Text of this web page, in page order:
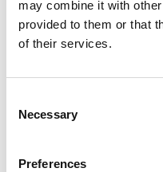
may combine it with
provided to them or that
of their services.
Selection
Necessary
Preferences
nel tempo. È qui che
futuro è
tutta la sua potenza.
WhatsApp Business
personalizzati: